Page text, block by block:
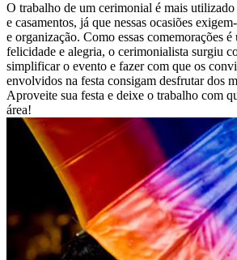
O trabalho de um cerimonial é mais utilizado
e casamentos, já que nessas ocasiões
e organização. Como essas comemorações
felicidade e alegria, o cerimonialista surgiu
simplificar o evento e fazer com que os
envolvidos na festa consigam desfrutar dos
Aproveite sua festa e deixe o trabalho com
área!